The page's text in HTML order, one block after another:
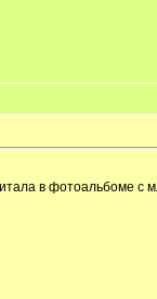
в фотоальбоме